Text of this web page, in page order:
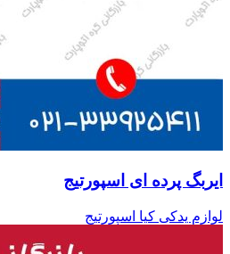
ایربگ پرده ای اسپورتیج
لوازم یدکی کیا اسپورتیج